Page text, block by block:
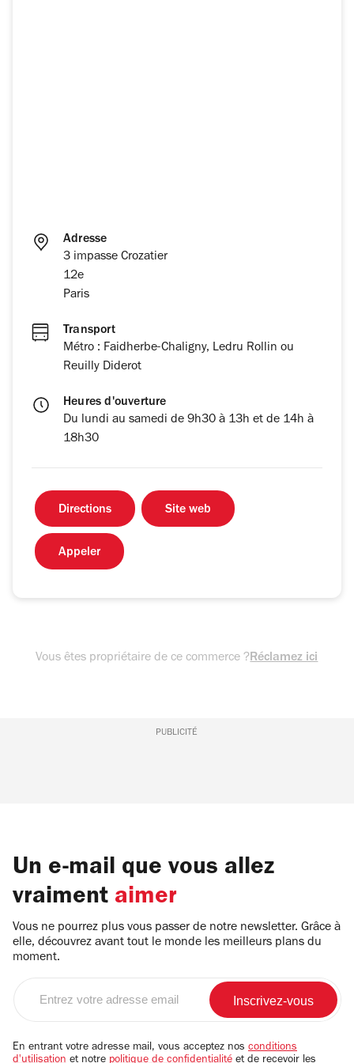
Adresse
3 impasse Crozatier
12e
Paris
Transport
Métro : Faidherbe-Chaligny, Ledru Rollin ou
Reuilly Diderot
Heures d'ouverture
Du lundi au samedi de 9h30 à 13h et de 14h à
18h30
Directions Site web
Appeler
Vous êtes propriétaire de ce commerce ?Réclamez ici
PUBLICITÉ
Un e-mail que vous allez
vraiment aimer
Vous ne pourrez plus vous passer de notre newsletter. Grâce à
elle, découvrez avant tout le monde les meilleurs plans du
moment.
email
En entrant votre adresse mail, vous acceptez nos conditions
d'utilisation et notre politique de confidentialité et de recevoir les